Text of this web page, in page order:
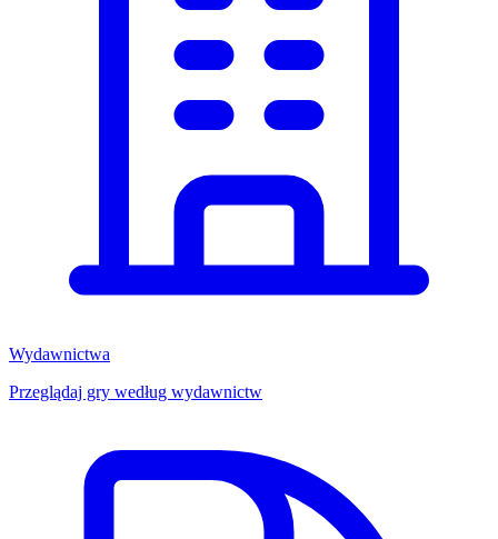
Wydawnictwa
Przeglądaj gry według wydawnictw